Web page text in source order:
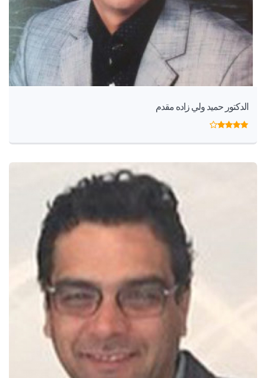
الدكتور حميد ولي زاده مقدم